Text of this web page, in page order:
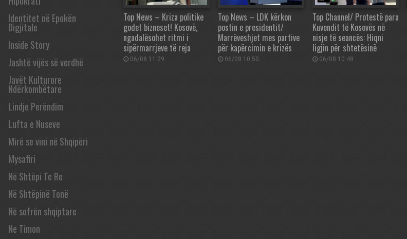
Identitet në Epokën
Digjitale
Inside Story
Jashtë vijës së verdhë
Javët Kulturore
Ndërkombëtare
Lindje Perëndim
Lufta e Nuseve
Mirë se vini në Shqipëri
Mysafiri
Në Shtëpi Te Re
Në Shtëpinë Tonë
Në sofrën shqiptare
Ne Timon
Top News – Kriza politike
godet bizneset! Kosovë,
ngadalësohet ritmi i
sipërmarrjeve të reja
06/08 11:29
Top News – LDK kërkon
postin e presidentit/
Marrëveshjet mes partive
për kapërcimin e krizës
06/08 10:50
Top Channel/ Protestë para
Kuvendit të Kosovës në
nisje të seancës: Hiqni
ligjin për shtetësinë
06/08 10:48